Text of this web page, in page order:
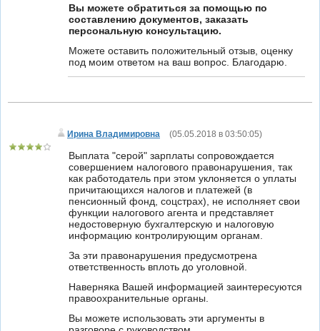
Вы можете обратиться за помощью по
составлению документов, заказать
персональную консультацию.
Можете оставить положительный отзыв, оценку
под моим ответом на ваш вопрос. Благодарю.
Ирина Владимировна (05.05.2018 в 03:50:05)
Выплата "серой" зарплаты сопровождается
совершением налогового правонарушения, так
как работодатель при этом уклоняется о уплаты
причитающихся налогов и платежей (в
пенсионный фонд, соцстрах), не исполняет свои
функции налогового агента и представляет
недостоверную бухгалтерскую и налоговую
информацию контролирующим органам.
За эти правонарушения предусмотрена
ответственность вплоть до уголовной.
Наверняка Вашей информацией заинтересуются
правоохранительные органы.
Вы можете использовать эти аргументы в